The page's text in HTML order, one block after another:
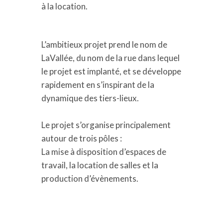
à la location.
L’ambitieux projet prend le nom de
LaVallée, du nom de la rue dans lequel
le projet est implanté, et se développe
rapidement en s’inspirant de la
dynamique des tiers-lieux.
Leprojet s’organise principalement
autour de trois pôles :
La mise à disposition d’espaces de
travail, la location de salles et la
production d’évènements.